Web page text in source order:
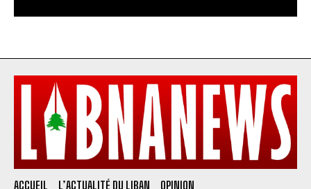
ACCUEIL L’ACTUALITÉ DU LIBAN
OPINION